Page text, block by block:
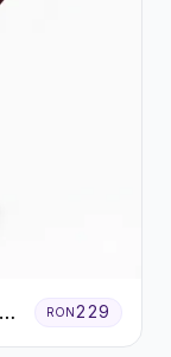
RON229